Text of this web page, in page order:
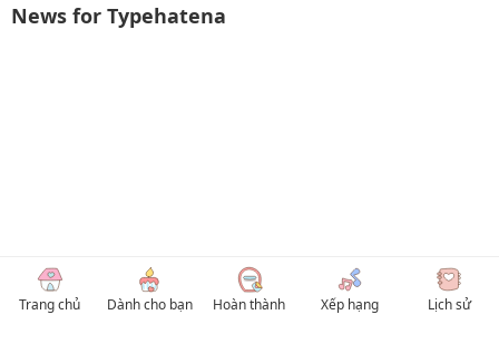
Trang chủ Dành cho bạn Hoàn thành Xếp hạng Lịch sử
News for Typehatena